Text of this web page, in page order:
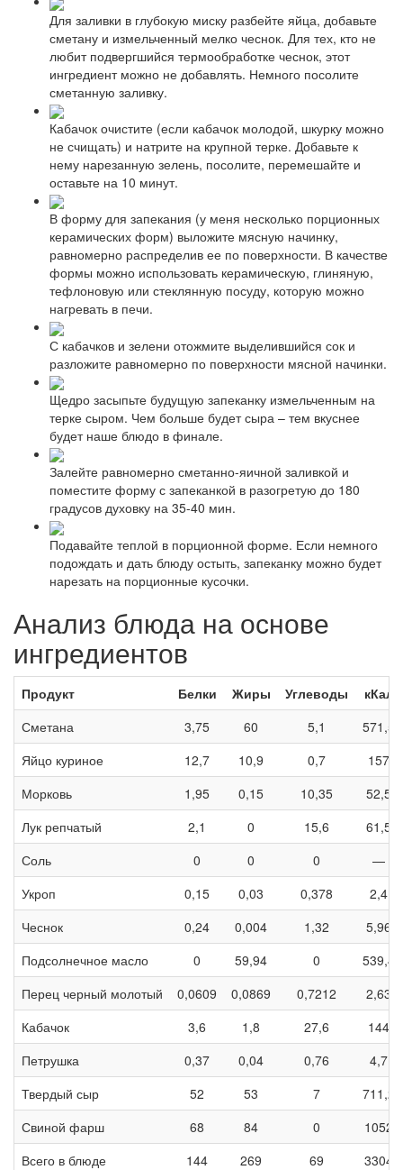
Для заливки в глубокую миску разбейте яйца, добавьте
сметану и измельченный мелко чеснок. Для тех, кто не
любит подвергшийся термообработке чеснок, этот
ингредиент можно не добавлять. Немного посолите
сметанную заливку.
Кабачок очистите (если кабачок молодой, шкурку можно
не счищать) и натрите на крупной терке. Добавьте к
нему нарезанную зелень, посолите, перемешайте и
оставьте на 10 минут.
В форму для запекания (у меня несколько порционных
керамических форм) выложите мясную начинку,
равномерно распределив ее по поверхности. В качестве
формы можно использовать керамическую, глиняную,
тефлоновую или стеклянную посуду, которую можно
нагревать в печи.
С кабачков и зелени отожмите выделившийся сок и
разложите равномерно по поверхности мясной начинки.
Щедро засыпьте будущую запеканку измельченным на
терке сыром. Чем больше будет сыра – тем вкуснее
будет наше блюдо в финале.
Залейте равномерно сметанно-яичной заливкой и
поместите форму с запеканкой в разогретую до 180
градусов духовку на 35-40 мин.
Подавайте теплой в порционной форме. Если немного
подождать и дать блюду остыть, запеканку можно будет
нарезать на порционные кусочки.
Анализ блюда на основе
ингредиентов
Продукт Белки Жиры Углеводы
кКал
Сметана
3,75 60 5,1
571,5
Яйцо куриное
12,7 10,9 0,7
157
Морковь
1,95 0,15 10,35
52,5
Лук репчатый
2,1 0 15,6
61,5
Соль
0 0 0
—
Укроп
0,15 0,03 0,378
2,4
Чеснок
0,24 0,004 1,32
5,96
Подсолнечное масло
0 59,94 0
539,4
Перец черный молотый
0,0609 0,0869 0,7212
2,63
Кабачок
3,6 1,8 27,6
144
Петрушка
0,37 0,04 0,76
4,7
Твердый сыр
52 53 7
711,2
Свиной фарш
68 84 0
1052
Всего в блюде
144 269 69
3304